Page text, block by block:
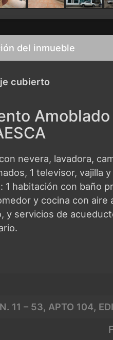
del inmueble
cubierto
Amoblado
nevera, lavadora,
1 televisor, vajilla
habitación con baño
y cocina con aire
y servicios de
11 – 53, APTO 104,